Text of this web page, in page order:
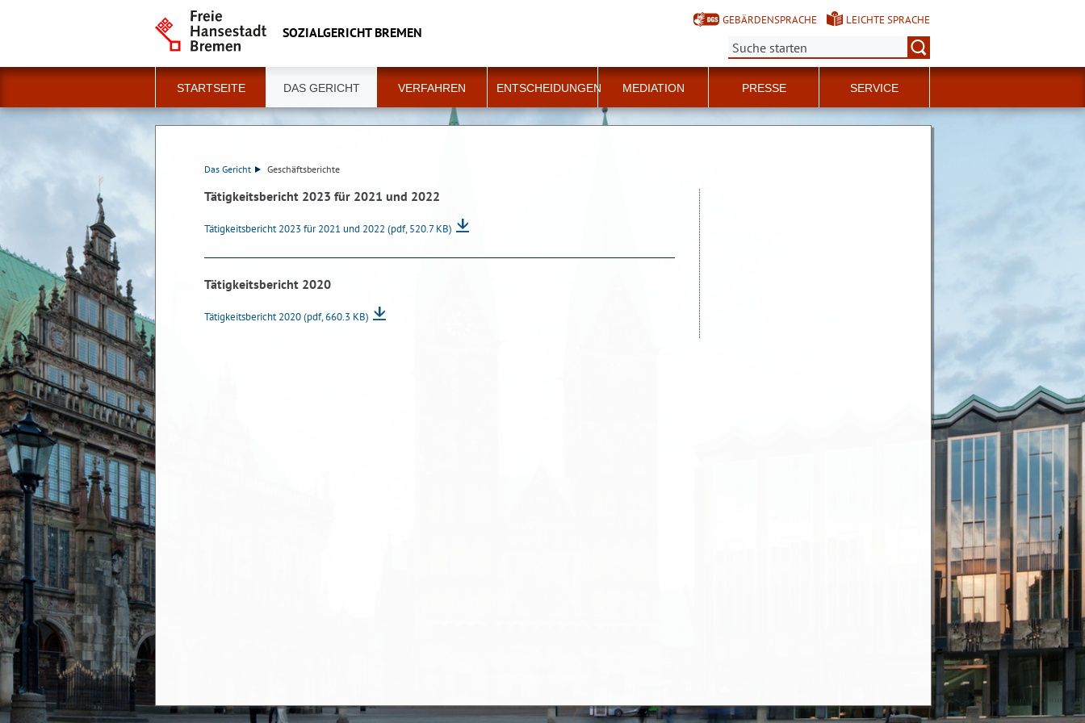
SOZIALGERICHT BREMEN
GEBÄRDENSPRACHE
LEICHTE SPRACHE
Suche:
STARTSEITE DAS GERICHT VERFAHREN ENTSCHEIDUNGEN MEDIATION PRESSE SERVICE
Das Gericht Geschäftsberichte
Tätigkeitsbericht 2023 für 2021 und 2022
Tätigkeitsbericht 2023 für 2021 und 2022 (pdf, 520.7 KB)
Tätigkeitsbericht 2020
Tätigkeitsbericht 2020(pdf, 660.3 KB)